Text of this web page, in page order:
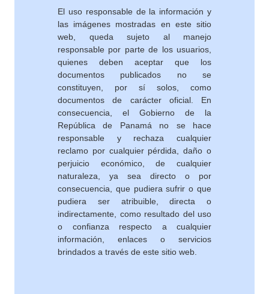
El uso responsable de la información y
las imágenes mostradas en este sitio
web, queda sujeto al manejo
responsable por parte de los usuarios,
quienes deben aceptar que los
documentos publicados no se
constituyen, por sí solos, como
documentos de carácter oficial. En
consecuencia, el Gobierno de la
República de Panamá no se hace
responsable y rechaza cualquier
reclamo por cualquier pérdida, daño o
perjuicio económico, de cualquier
naturaleza, ya sea directo o por
consecuencia, que pudiera sufrir o que
pudiera ser atribuible, directa o
indirectamente, como resultado del uso
o confianza respecto a cualquier
información, enlaces o servicios
brindados a través de este sitio web.